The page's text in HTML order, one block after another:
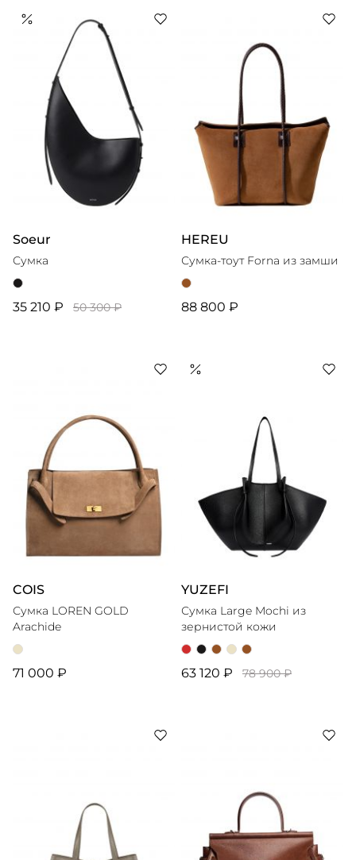
Soeur
Сумка
35 210 ₽ 50 300 ₽
HEREU
Сумка-тоут Forna из замши
88 800 ₽
COIS
Сумка LOREN GOLD
Arachide
71 000 ₽
YUZEFI
Сумка Large Mochi из
зернистой кожи
63 120 ₽ 78 900 ₽